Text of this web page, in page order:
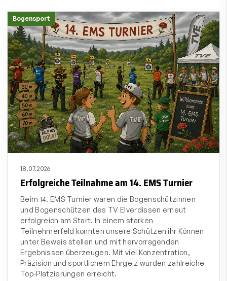
Bogensport
18.07.2026
Erfolgreiche Teilnahme am 14. EMS Turnier
Beim 14. EMS Turnier waren die Bogenschützinnen
und Bogenschützen des TV Elverdissen erneut
erfolgreich am Start. In einem starken
Teilnehmerfeld konnten unsere Schützen ihr Können
unter Beweis stellen und mit hervorragenden
Ergebnissen überzeugen. Mit viel Konzentration,
Präzision und sportlichem Ehrgeiz wurden zahlreiche
Top-Platzierungen erreicht.